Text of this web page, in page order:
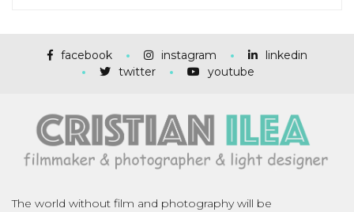
facebook instagram
linkedin
twitter
youtube
The world without film and photography will be